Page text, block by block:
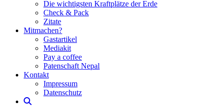
Die wichtigsten Kraftplätze der Erde
Check & Pack
Zitate
Mitmachen?
Gastartikel
Mediakit
Pay a coffee
Patenschaft Nepal
Kontakt
Impressum
Datenschutz